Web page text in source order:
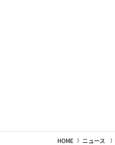
HOME ニュース